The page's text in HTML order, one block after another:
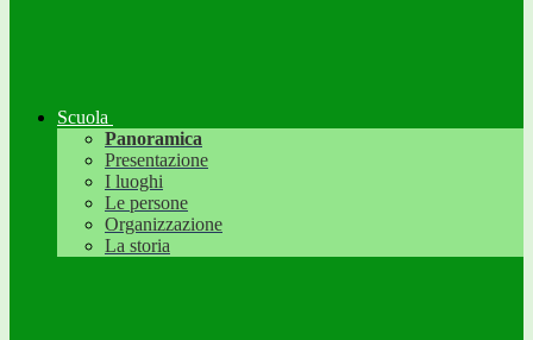
Scuola
Panoramica
Presentazione
I luoghi
Le persone
Organizzazione
La storia